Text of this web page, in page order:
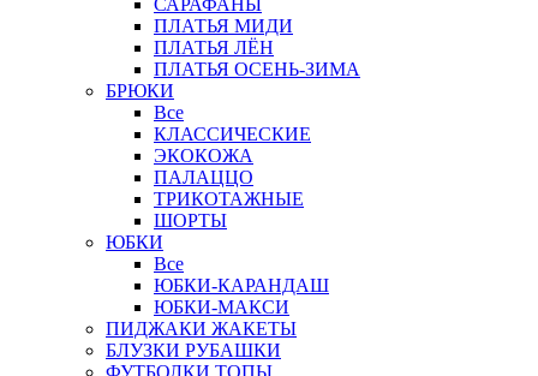
САРАФАНЫ
ПЛАТЬЯ МИДИ
ПЛАТЬЯ ЛЁН
ПЛАТЬЯ ОСЕНЬ-ЗИМА
БРЮКИ
Все
КЛАССИЧЕСКИЕ
ЭКОКОЖА
ПАЛАЦЦО
ТРИКОТАЖНЫЕ
ШОРТЫ
ЮБКИ
Все
ЮБКИ-КАРАНДАШ
ЮБКИ-МАКСИ
ПИДЖАКИ ЖАКЕТЫ
БЛУЗКИ РУБАШКИ
ФУТБОЛКИ ТОПЫ